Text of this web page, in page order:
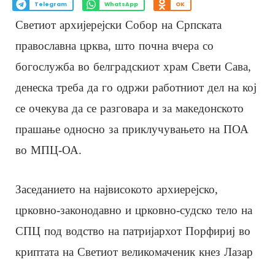
Telegram WhatsApp OK
Светиот архијерејски Собор на Српската
православна црква, што почна вчера со
богослужба во белградскиот храм Свети Сава,
денеска треба да го одржи работниот дел на кој
се очекува да се разговара и за македонското
прашање односно за приклучувањето на ПОА
во МПЦ-ОА.
Заседанието на највисокото архиерејско,
црковно-законодавно и црковно-судско тело на
СПЦ под водство на патријархот Порфириј во
криптата на Светиот великомаченик кнез Лазар